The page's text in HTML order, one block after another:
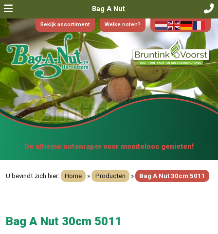
Bag A Nut
Bekijk assortiment Welke noten?
De ultieme notenraper voor moeiteloos genieten!
U bevindt zich hier: Home » Producten » Bag A Nut 30cm 5011
Bag A Nut 30cm 5011